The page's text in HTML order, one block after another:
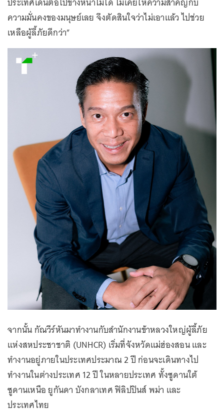
ความมั่นคงของมนุษย์เลย จึงตัดสินใจว่าไม่เอาแล้ว ไปช่วย
เหลือผู้ลี้ภัยดีกว่า”
จากนั้น กัณวีร์หันมาทำงานกับสำนักงานข้าหลวงใหญ่ผู้ลี้ภัย
แห่งสหประชาชาติ (UNHCR) เริ่มที่จังหวัดแม่ฮ่องสอน และ
ทำงานอยู่ภายในประเทศประมาณ 2 ปี ก่อนจะเดินทางไป
ทำงานในต่างประเทศ 12 ปี ในหลายประเทศ ทั้งซูดานใต้
ซูดานเหนือ ยูกันดา บังกลาเทศ ฟิลิปปินส์ พม่า และ
ประเทศไทย